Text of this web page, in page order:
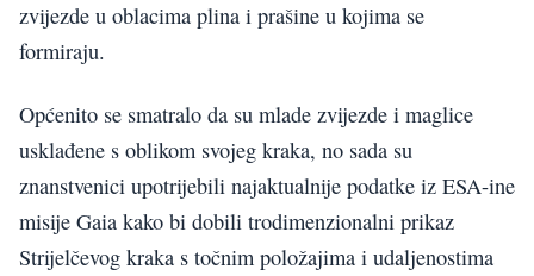
zvijezde u oblacima plina i prašine u kojima se
formiraju.
Općenito se smatralo da su mlade zvijezde i maglice
usklađene s oblikom svojeg kraka, no sada su
znanstvenici upotrijebili najaktualnije podatke iz ESA-ine
misije Gaia kako bi dobili trodimenzionalni prikaz
Strijelčevog kraka s točnim položajima i udaljenostima